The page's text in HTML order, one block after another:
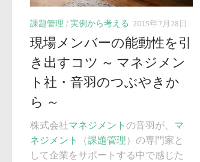
課題管理 /実例から考える 2015年7月28日
現場メンバーの能動性を引
き出すコツ ～ マネジメン
ト社・音羽のつぶやきか
ら ～
株式会社マネジメント の音羽が、 マ
ネジメント
（課題管理）の専門家と
して企業をサポートする中で感じた